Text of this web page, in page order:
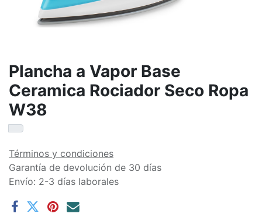
Plancha a Vapor Base
Ceramica Rociador Seco Ropa
W38
Términos y condiciones
Garantía de devolución de 30 días
Envío: 2-3 días laborales